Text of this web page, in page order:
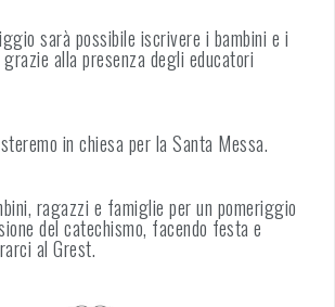
sarà possibile iscrivere i bambini e i
alla presenza degli educatori
in chiesa per la Santa Messa.
ragazzi e famiglie per un pomeriggio
del catechismo, facendo festa e
al Grest.